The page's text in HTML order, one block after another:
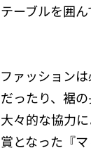
ーブルを囲
ァッション
ったり、裾
々的な協力
となった『